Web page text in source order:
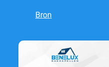
Bron